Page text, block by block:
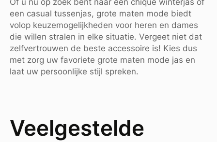
een casual tussenjas, grote maten mode biedt
volop keuzemogelijkheden voor heren en dames
die willen stralen in elke situatie. Vergeet niet dat
zelfvertrouwen de beste accessoire is! Kies dus
met zorg uw favoriete grote maten mode jas en
laat uw persoonlijke stijl spreken.
Veelgestelde